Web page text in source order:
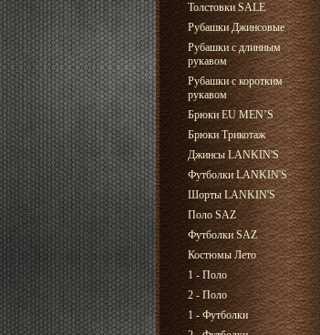
Толстовки SALE
Рубашки Джинсовые
Рубашки с длинным
рукавом
Рубашки с коротким
рукавом
Брюки EU MEN’S
Брюки Трикотаж
Джинсы LANKIN'S
Футболки LANKIN'S
Шорты LANKIN'S
Поло SAZ
Футболки SAZ
Костюмы Лето
1 - Поло
2 - Поло
1 - Футболки